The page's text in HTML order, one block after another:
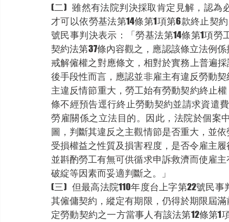
(二)	雖然有法院判決採取肯定見解，認為必須雇主違反勞動契約或勞工法令情節重大，勞工
才可以依勞基法第14條第1項第6款終止契
號民事判決表示：「勞基法第14條第1項
契約法第37條內容觀之，應認該條立法例
戒解僱權之對應條文，相對於實務上普遍
後手段性而言，應認並非雇主有違反勞動
主違反情節重大，勞工始有勞動契約終止
條不經預告逕行終止勞動契約並請求資遣
勞雇關係之立法目的。因此，法院於個案
圖，判斷其違反之主觀情節是否重大，並
受損權益之性質及損害程度，是否令雇主
並斟酌勞工有無可供循求申訴救濟而使雇
破綻等因素而妥適判斷之。」
(三)	但最高法院110年度台上字第22號民事判決則表示：「按當事人之一方，遇有重大事由，
其僱傭契約，縱定有期限，仍得於期限屆
定勞動契約之一方當事人有該法第12條第1